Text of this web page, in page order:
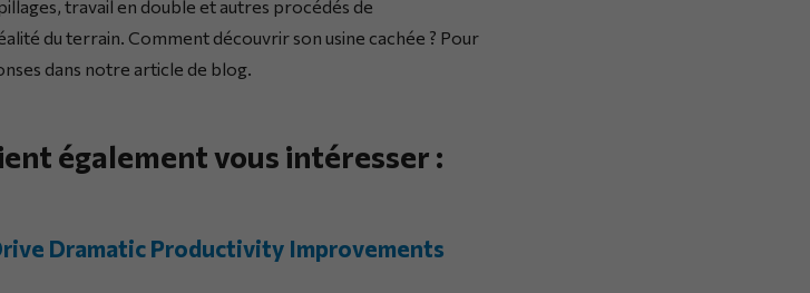
travail en double et autres procédés de
du terrain. Comment découvrir son usine cachée ? Pour
dans notre article de blog.
également vous intéresser :
Dramatic Productivity Improvements